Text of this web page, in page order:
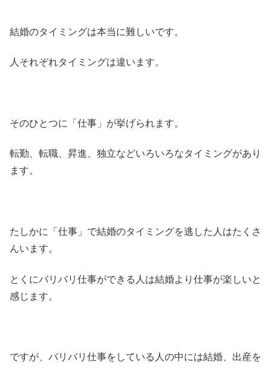
結婚のタイミングは本当に難しいです。
人それぞれタイミングは違います。
そのひとつに「仕事」が挙げられます。
転勤、転職、昇進、独立などいろいろなタイミングがあり
ます。
たしかに「仕事」で結婚のタイミングを逃した人はたくさ
んいます。
とくにバリバリ仕事ができる人は結婚より仕事が楽しいと
感じます。
ですが、バリバリ仕事をしている人の中には結婚、出産を